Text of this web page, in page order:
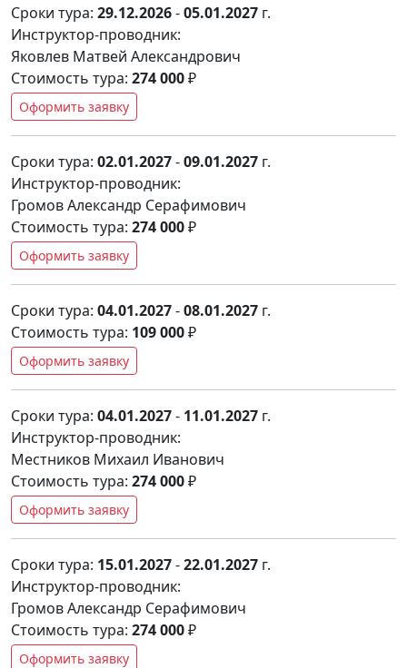
Сроки тура: 29.12.2026-05.01.2027 г.
Инструктор-проводник:
Яковлев Матвей Александрович
Стоимость тура: 274 000₽
Оформить заявку
Сроки тура: 02.01.2027-09.01.2027 г.
Инструктор-проводник:
Громов Александр Серафимович
Стоимость тура: 274 000₽
Оформить заявку
Сроки тура: 04.01.2027-08.01.2027 г.
Стоимость тура: 109 000₽
Оформить заявку
Сроки тура: 04.01.2027- 11.01.2027 г.
Инструктор-проводник:
Местников Михаил Иванович
Стоимость тура: 274 000₽
Оформить заявку
Сроки тура: 15.01.2027-22.01.2027 г.
Инструктор-проводник:
Громов Александр Серафимович
Стоимость тура: 274 000₽
Оформить заявку